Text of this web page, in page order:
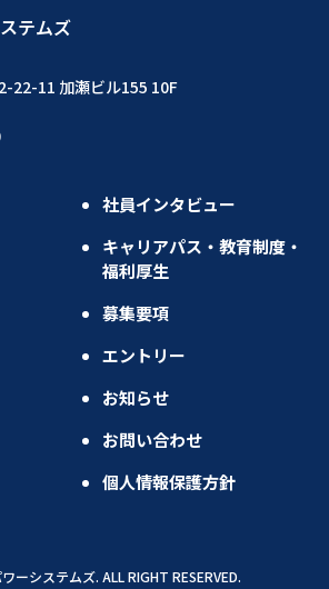
テムズ
22-11 加瀬ビル155 10F
社員インタビュー
キャリアパス・教育制度・
福利厚生
募集要項
エントリー
お知らせ
お問い合わせ
個人情報保護方針
ーシステムズ. ALL RIGHT RESERVED.